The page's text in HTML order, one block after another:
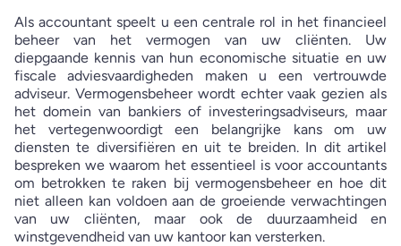
Als accountant speelt u een centrale rol in het financieel
beheer van het vermogen van uw cliënten. Uw
diepgaande kennis van hun economische situatie en uw
fiscale adviesvaardigheden maken u een vertrouwde
adviseur. Vermogensbeheer wordt echter vaak gezien als
het domein van bankiers of investeringsadviseurs, maar
het vertegenwoordigt een belangrijke kans om uw
diensten te diversifiëren en uit te breiden. In dit artikel
bespreken we waarom het essentieel is voor accountants
om betrokken te raken bij vermogensbeheer en hoe dit
niet alleen kan voldoen aan de groeiende verwachtingen
van uw cliënten, maar ook de duurzaamheid en
winstgevendheid van uw kantoor kan versterken.